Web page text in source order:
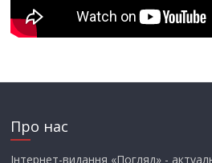
Про нас
Інтернет-видання «Погляд» -